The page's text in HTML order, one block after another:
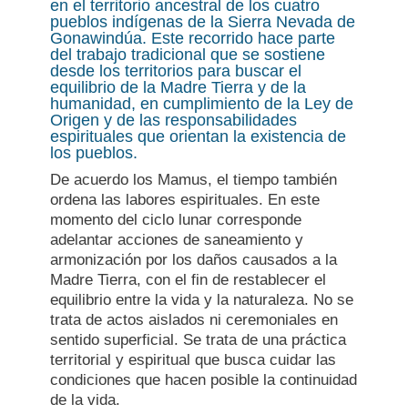
en el territorio ancestral de los cuatro
pueblos indígenas de la Sierra Nevada de
Gonawindúa. Este recorrido hace parte
del trabajo tradicional que se sostiene
desde los territorios para buscar el
equilibrio de la Madre Tierra y de la
humanidad, en cumplimiento de la Ley de
Origen y de las responsabilidades
espirituales que orientan la existencia de
los pueblos.
De acuerdo los Mamus, el tiempo también
ordena las labores espirituales. En este
momento del ciclo lunar corresponde
adelantar acciones de saneamiento y
armonización por los daños causados a la
Madre Tierra, con el fin de restablecer el
equilibrio entre la vida y la naturaleza. No se
trata de actos aislados ni ceremoniales en
sentido superficial. Se trata de una práctica
territorial y espiritual que busca cuidar las
condiciones que hacen posible la continuidad
de la vida.